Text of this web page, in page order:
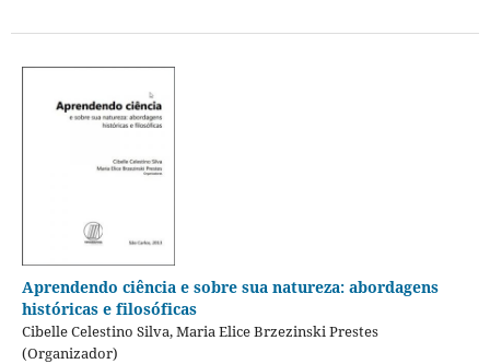
Aprendendo ciência e sobre sua natureza: abordagens
históricas e filosóficas
Cibelle Celestino Silva, Maria Elice Brzezinski Prestes
(Organizador)